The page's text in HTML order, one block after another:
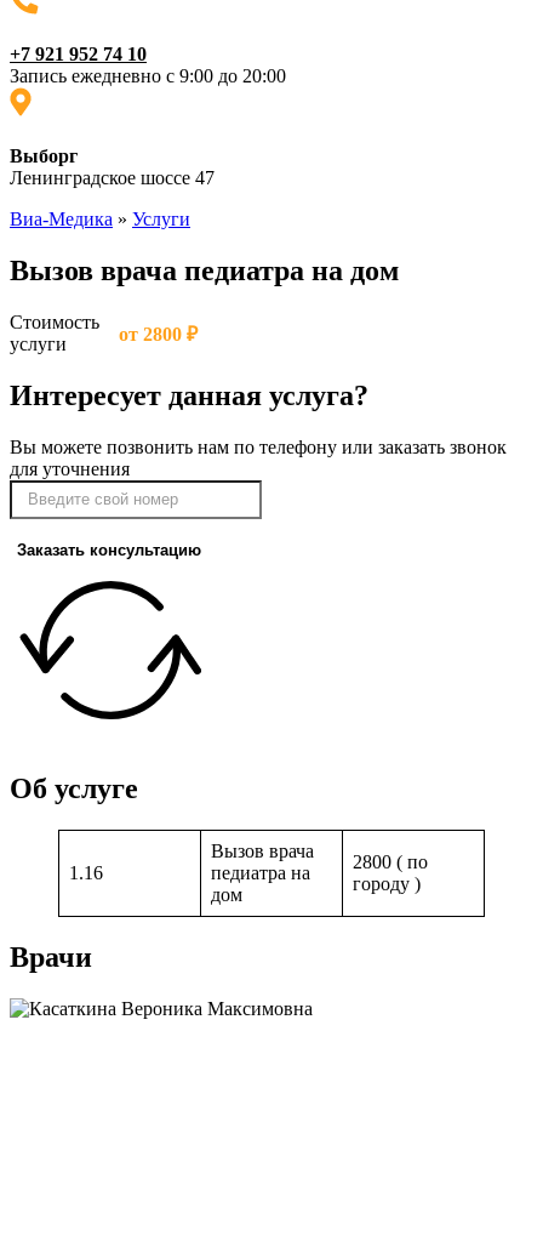
+7 921 952 74 10
Запись ежедневно с 9:00 до 20:00
Выборг
Ленинградское шоссе 47
Виа-Медика » Услуги
Вызов врача педиатра на дом
Стоимость
услуги
от 2800 ₽
Интересует данная услуга?
Вы можете позвонить нам по телефону или заказать звонок
для уточнения
Заказать консультацию
Об услуге
1.16
Вызов врача
педиатра на
дом
2800 ( по
городу )
Врачи